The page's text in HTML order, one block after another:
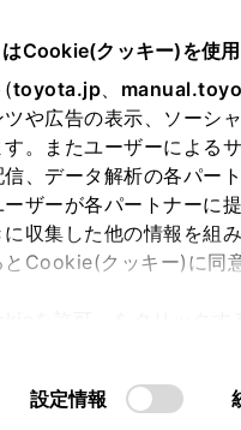
Cookie(クッキー)を使用
(toyota.jp、
や広告の表示、ソーシ
。またユーザーによる
、データ解析の各パー
ザーが各パートナーに
に収集した他の情報を組
Cookie(クッキー)に同
い。
設定情報
買い方 オンライン購入お